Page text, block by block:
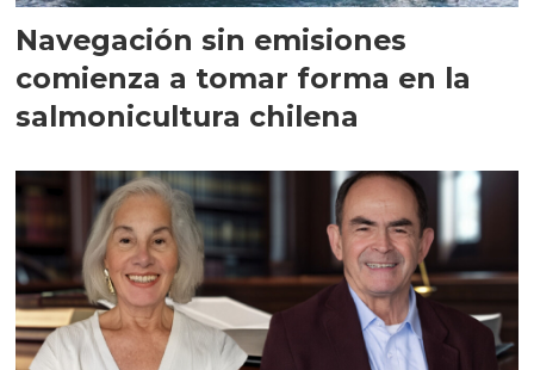
Navegación sin emisiones
comienza a tomar forma en la
salmonicultura chilena